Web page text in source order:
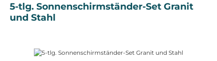
5-tlg. Sonnenschirmständer-Set Granit
und Stahl
Bildergalerie überspringen